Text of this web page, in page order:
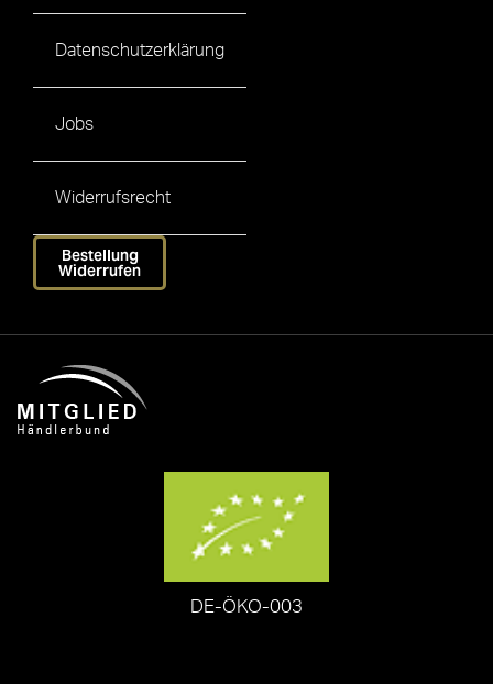
Datenschutzerklärung
Jobs
Widerrufsrecht
Bestellung
Widerrufen
DE-ÖKO-003